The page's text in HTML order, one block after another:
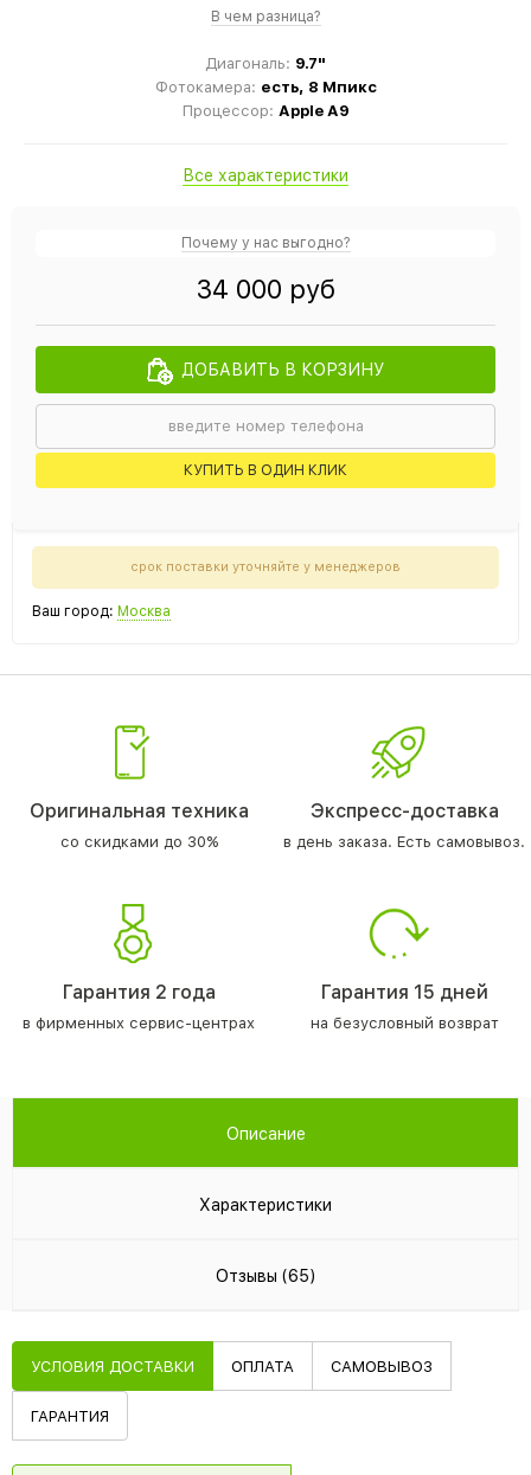
В чем разница?
Диагональ: 9.7"
Фотокамера: есть, 8 Мпикс
Процессор: Apple A9
Все характеристики
Почему у нас выгодно?
34 000 руб
ДОБАВИТЬ В КОРЗИНУ
КУПИТЬ В ОДИН КЛИК
срок поставки уточняйте у менеджеров
Ваш город: Москва
Оригинальная техника
со скидками до 30%
Экспресс-доставка
в день заказа. Есть самовывоз.
Гарантия 2 года
в фирменных сервис-центрах
Гарантия 15 дней
на безусловный возврат
Описание
Характеристики
Отзывы (65)
УСЛОВИЯ ДОСТАВКИ ОПЛАТА САМОВЫВОЗ
ГАРАНТИЯ